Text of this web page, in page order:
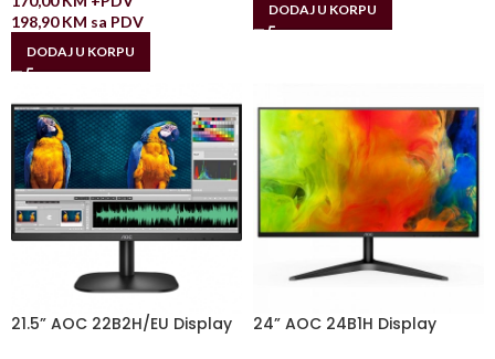
198,90KM sa PDV
DODAJ U KORPU
DODAJ U KORPU
21.5” AOC 22B2H/EU Display 24” AOC 24B1H Display